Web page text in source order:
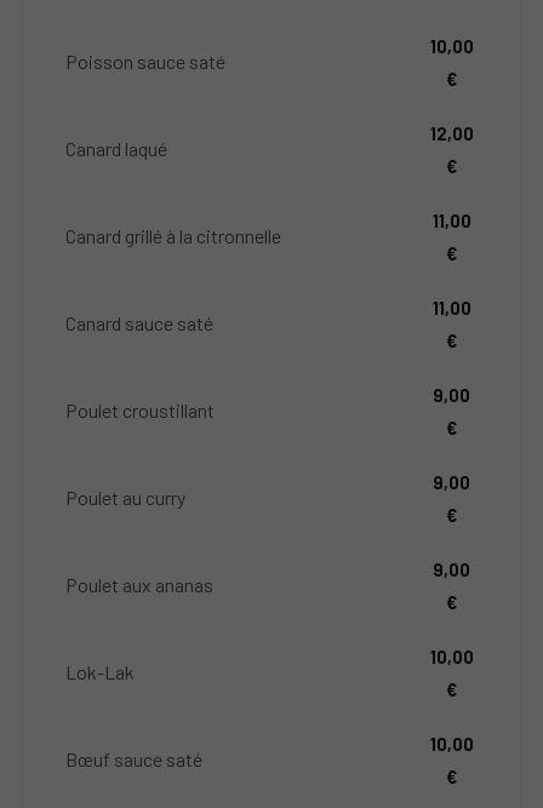
Poisson sauce saté
10,00
€
Canard laqué
12,00
€
Canard grillé à la citronnelle
11,00
€
Canard sauce saté
11,00
€
Poulet croustillant
9,00
€
Poulet au curry
9,00
€
Poulet aux ananas
9,00
€
Lok-Lak
10,00
€
Bœuf sauce saté
10,00
€